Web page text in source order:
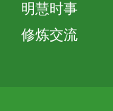
明慧时事
修炼交流